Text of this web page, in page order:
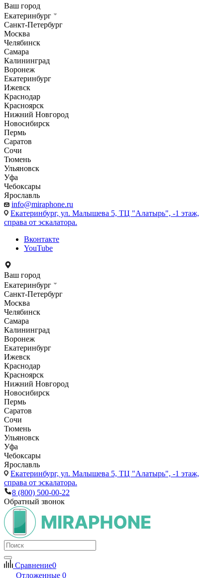
Ваш город
Екатеринбург
Санкт-Петербург
Москва
Челябинск
Самара
Калининград
Воронеж
Екатеринбург
Ижевск
Краснодар
Красноярск
Нижний Новгород
Новосибирск
Пермь
Саратов
Сочи
Тюмень
Ульяновск
Уфа
Чебоксары
Ярославль
info@miraphone.ru
Екатеринбург, ул. Малышева 5, ТЦ "Алатырь", -1 этаж,
справа от эскалатора.
Вконтакте
YouTube
Ваш город
Екатеринбург
Санкт-Петербург
Москва
Челябинск
Самара
Калининград
Воронеж
Екатеринбург
Ижевск
Краснодар
Красноярск
Нижний Новгород
Новосибирск
Пермь
Саратов
Сочи
Тюмень
Ульяновск
Уфа
Чебоксары
Ярославль
Екатеринбург, ул. Малышева 5, ТЦ "Алатырь", -1 этаж,
справа от эскалатора.
8 (800) 500-00-22
Обратный звонок
Сравнение0
Отложенные 0